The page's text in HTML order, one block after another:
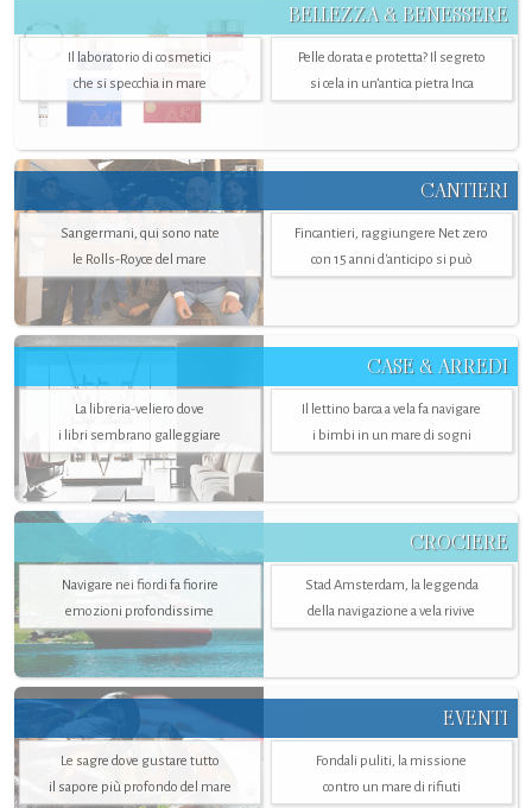
BELLEZZA & BENESSERE
Il laboratorio di cosmetici
che si specchia in mare
Pelle dorata e protetta? Il segreto
si cela in un’antica pietra Inca
CANTIERI
Sangermani, qui sono nate
le Rolls-Royce del mare
Fincantieri, raggiungere Net zero
con 15 anni d'anticipo si può
CASE & ARREDI
La libreria-veliero dove
i libri sembrano galleggiare
Il lettino barca a vela fa navigare
i bimbi in un mare di sogni
CROCIERE
Navigare nei fiordi fa fiorire
emozioni profondissime
Stad Amsterdam, la leggenda
della navigazione a vela rivive
EVENTI
Le sagre dove gustare tutto
il sapore più profondo del mare
Fondali puliti, la missione
contro un mare di rifiuti